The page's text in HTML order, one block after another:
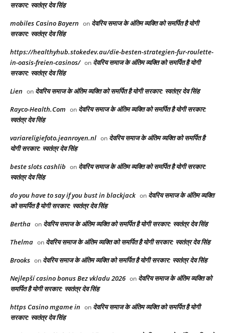
सरकार: स्वतंत्र देव सिंह
mobiles Casino Bayern on देवरिय समाज के अंतिम व्यक्ति को समर्पित है योगी
सरकार: स्वतंत्र देव सिंह
https://healthyhub.stokedev.au/die-besten-strategien-fur-roulette-
in-oasis-freien-casinos/ on देवरिय समाज के अंतिम व्यक्ति को समर्पित है योगी
सरकार: स्वतंत्र देव सिंह
Lien on देवरिय समाज के अंतिम व्यक्ति को समर्पित है योगी सरकार: स्वतंत्र देव सिंह
Rayco-Health.Com on देवरिय समाज के अंतिम व्यक्ति को समर्पित है योगी सरकार:
स्वतंत्र देव सिंह
variareligiefoto.jeanroyen.nl on देवरिय समाज के अंतिम व्यक्ति को समर्पित है
योगी सरकार: स्वतंत्र देव सिंह
beste slots cashlib on देवरिय समाज के अंतिम व्यक्ति को समर्पित है योगी सरकार:
स्वतंत्र देव सिंह
do you have to say if you bust in blackjack on देवरिय समाज के अंतिम व्यक्ति
को समर्पित है योगी सरकार: स्वतंत्र देव सिंह
Bertha on देवरिय समाज के अंतिम व्यक्ति को समर्पित है योगी सरकार: स्वतंत्र देव सिंह
Thelma on देवरिय समाज के अंतिम व्यक्ति को समर्पित है योगी सरकार: स्वतंत्र देव सिंह
Brooks on देवरिय समाज के अंतिम व्यक्ति को समर्पित है योगी सरकार: स्वतंत्र देव सिंह
Nejlepší casino bonus Bez vkladu 2026 on देवरिय समाज के अंतिम व्यक्ति को
समर्पित है योगी सरकार: स्वतंत्र देव सिंह
https Casino mgame in on देवरिय समाज के अंतिम व्यक्ति को समर्पित है योगी
सरकार: स्वतंत्र देव सिंह